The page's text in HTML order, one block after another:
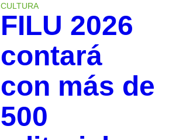
CULTURA
FILU 2026
contará
con más de
500